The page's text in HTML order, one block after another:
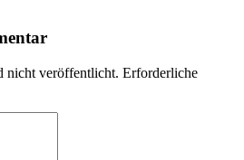
nicht veröffentlicht. Erforderliche